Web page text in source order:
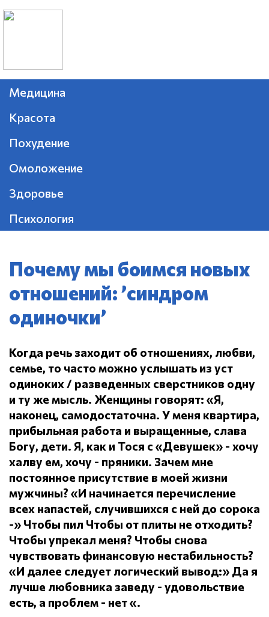
Медицина
Красота
Похудение
Омоложение
Здоровье
Психология
Почему мы боимся новых
отношений: ’синдром
одиночки’
Когда речь заходит об отношениях, любви,
семье, то часто можно услышать из уст
одиноких / разведенных сверстников одну
и ту же мысль. Женщины говорят: «Я,
наконец, самодостаточна. У меня квартира,
прибыльная работа и выращенные, слава
Богу, дети. Я, как и Тося с «Девушек» - хочу
халву ем, хочу - пряники. Зачем мне
постоянное присутствие в моей жизни
мужчины? «И начинается перечисление
всех напастей, случившихся с ней до сорока
-» Чтобы пил Чтобы от плиты не отходить?
Чтобы упрекал меня? Чтобы снова
чувствовать финансовую нестабильность?
«И далее следует логический вывод:» Да я
лучше любовника заведу - удовольствие
есть, а проблем - нет «.